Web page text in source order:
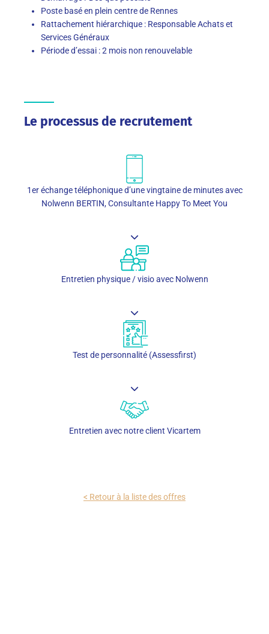
Poste basé en plein centre de Rennes
Rattachement hiérarchique : Responsable Achats et
Services Généraux
Période d’essai : 2 mois non renouvelable
Le processus de recrutement
1er échange téléphonique d’une vingtaine de minutes avec
Nolwenn BERTIN, Consultante Happy To Meet You
Entretien physique / visio avec Nolwenn
Test de personnalité (Assessfirst)
Entretien avec notre client Vicartem
< Retour à la liste des offres